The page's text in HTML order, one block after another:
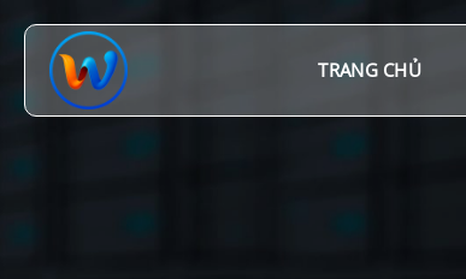
đến
TRANG CHỦ